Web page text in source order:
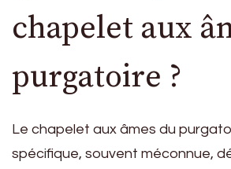
chapelet aux
purgatoire ?
Le chapelet aux âmes du
spécifique, souvent méconnue,